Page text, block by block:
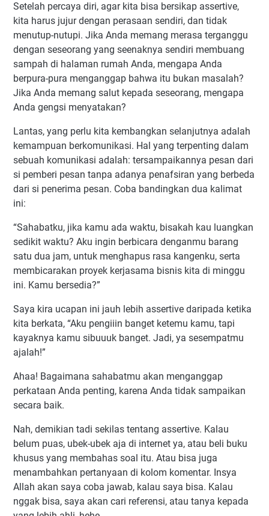
Setelah percaya diri, agar kita bisa bersikap assertive,
kita harus jujur dengan perasaan sendiri, dan tidak
menutup-nutupi. Jika Anda memang merasa terganggu
dengan seseorang yang seenaknya sendiri membuang
sampah di halaman rumah Anda, mengapa Anda
berpura-pura menganggap bahwa itu bukan masalah?
Jika Anda memang salut kepada seseorang, mengapa
Anda gengsi menyatakan?
Lantas, yang perlu kita kembangkan selanjutnya adalah
kemampuan berkomunikasi. Hal yang terpenting dalam
sebuah komunikasi adalah: tersampaikannya pesan dari
si pemberi pesan tanpa adanya penafsiran yang berbeda
dari si penerima pesan. Coba bandingkan dua kalimat
ini:
“Sahabatku, jika kamu ada waktu, bisakah kau luangkan
sedikit waktu? Aku ingin berbicara denganmu barang
satu dua jam, untuk menghapus rasa kangenku, serta
membicarakan proyek kerjasama bisnis kita di minggu
ini. Kamu bersedia?”
Saya kira ucapan ini jauh lebih assertive daripada ketika
kita berkata, “Aku pengiiin banget ketemu kamu, tapi
kayaknya kamu sibuuuk banget. Jadi, ya sesempatmu
ajalah!”
Ahaa! Bagaimana sahabatmu akan menganggap
perkataan Anda penting, karena Anda tidak sampaikan
secara baik.
Nah, demikian tadi sekilas tentang assertive. Kalau
belum puas, ubek-ubek aja di internet ya, atau beli buku
khusus yang membahas soal itu. Atau bisa juga
menambahkan pertanyaan di kolom komentar. Insya
Allah akan saya coba jawab, kalau saya bisa. Kalau
nggak bisa, saya akan cari referensi, atau tanya kepada